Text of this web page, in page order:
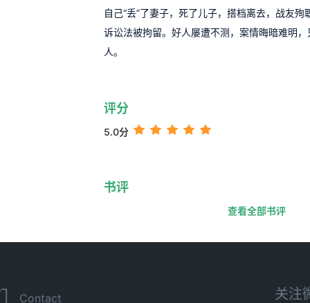
自己“丢”了妻子，死了儿子，搭档离去，战友
诉讼法被拘留。好人屡遭不测，案情晦暗难明
人。
评分
5.0分
书评
查看全部书评
Contact
关注